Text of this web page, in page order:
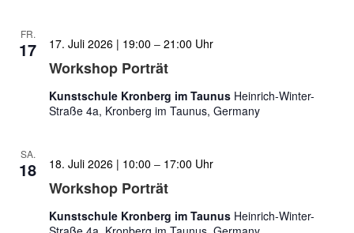
FR.
17
Workshop Porträt
17. Juli 2026 | 19:00 – 21:00
Kunstschule Kronberg im Taunus Heinrich-Winter-
Straße 4a, Kronberg im Taunus, Germany
SA.
18
Workshop Porträt
18. Juli 2026 | 10:00 – 17:00
Kunstschule Kronberg im Taunus Heinrich-Winter-